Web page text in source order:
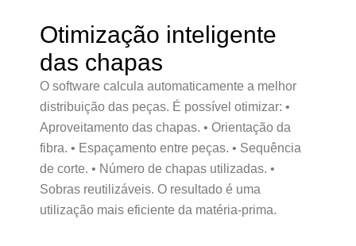
Otimização inteligente
das chapas
O software calcula automaticamente a melhor
distribuição das peças. É possível otimizar: •
Aproveitamento das chapas. • Orientação da
fibra. • Espaçamento entre peças. • Sequência
de corte. • Número de chapas utilizadas. •
Sobras reutilizáveis. O resultado é uma
utilização mais eficiente da matéria-prima.